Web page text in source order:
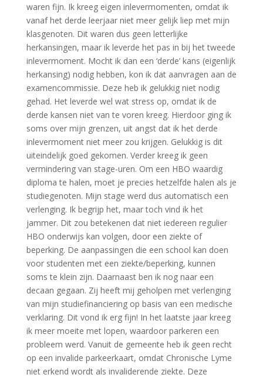
waren fijn. Ik kreeg eigen inlevermomenten, omdat ik
vanaf het derde leerjaar niet meer gelijk liep met mijn
klasgenoten. Dit waren dus geen letterlijke
herkansingen, maar ik leverde het pas in bij het tweede
inlevermoment. Mocht ik dan een ‘derde’ kans (eigenlijk
herkansing) nodig hebben, kon ik dat aanvragen aan de
examencommissie. Deze heb ik gelukkig niet nodig
gehad. Het leverde wel wat stress op, omdat ik de
derde kansen niet van te voren kreeg. Hierdoor ging ik
soms over mijn grenzen, uit angst dat ik het derde
inlevermoment niet meer zou krijgen. Gelukkig is dit
uiteindelijk goed gekomen. Verder kreeg ik geen
vermindering van stage-uren. Om een HBO waardig
diploma te halen, moet je precies hetzelfde halen als je
studiegenoten. Mijn stage werd dus automatisch een
verlenging. Ik begrijp het, maar toch vind ik het
jammer. Dit zou betekenen dat niet iedereen regulier
HBO onderwijs kan volgen, door een ziekte of
beperking. De aanpassingen die een school kan doen
voor studenten met een ziekte/beperking, kunnen
soms te klein zijn. Daarnaast ben ik nog naar een
decaan gegaan. Zij heeft mij geholpen met verlenging
van mijn studiefinanciering op basis van een medische
verklaring. Dit vond ik erg fijn! In het laatste jaar kreeg
ik meer moeite met lopen, waardoor parkeren een
probleem werd. Vanuit de gemeente heb ik geen recht
op een invalide parkeerkaart, omdat Chronische Lyme
niet erkend wordt als invaliderende ziekte. Deze